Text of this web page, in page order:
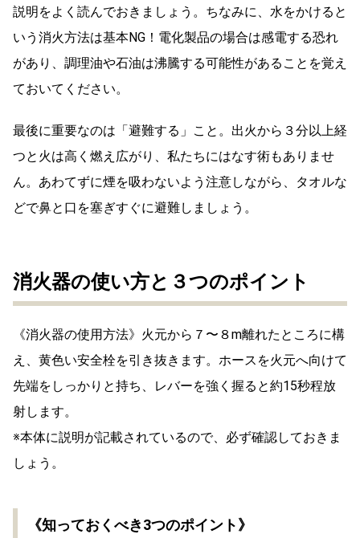
説明をよく読んでおきましょう。ちなみに、水をかけると
いう消火方法は基本NG！電化製品の場合は感電する恐れ
があり、調理油や石油は沸騰する可能性があることを覚え
ておいてください。
最後に重要なのは「避難する」こと。出火から３分以上経
つと火は高く燃え広がり、私たちにはなす術もありませ
ん。あわてずに煙を吸わないよう注意しながら、タオルな
どで鼻と口を塞ぎすぐに避難しましょう。
消火器の使い方と３つのポイント
《消火器の使用方法》火元から７〜８m離れたところに構
え、黄色い安全栓を引き抜きます。ホースを火元へ向けて
先端をしっかりと持ち、レバーを強く握ると約15秒程放
射します。
※本体に説明が記載されているので、必ず確認しておきま
しょう。
《知っておくべき3つのポイント》